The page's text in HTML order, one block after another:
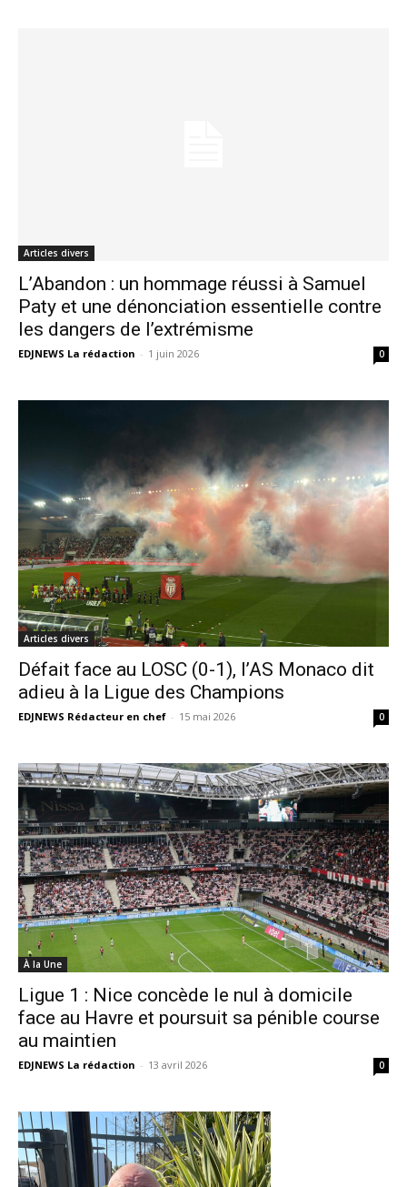
Articles divers
L’Abandon : un hommage réussi à Samuel
Paty et une dénonciation essentielle contre
les dangers de l’extrémisme
EDJNEWS La rédaction - 1 juin 2026 0
Articles divers
Défait face au LOSC (0-1), l’AS Monaco dit
adieu à la Ligue des Champions
EDJNEWS Rédacteur en chef - 15 mai 2026 0
À la Une
Ligue 1 : Nice concède le nul à domicile
face au Havre et poursuit sa pénible course
au maintien
EDJNEWS La rédaction - 13 avril 2026 0